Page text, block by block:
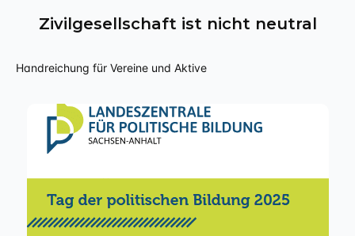
Zivilgesellschaft ist nicht neutral
Handreichung für Vereine und Aktive